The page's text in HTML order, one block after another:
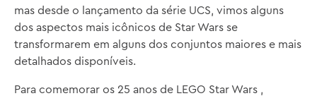
mas desde o lançamento da série UCS, vimos alguns
dos aspectos mais icônicos de Star Wars se
transformarem em alguns dos conjuntos maiores e mais
detalhados disponíveis.
Para comemorar os 25 anos de LEGO Star Wars ,